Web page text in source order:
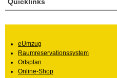
eUmzug
Raumreservationssystem
Ortsplan
Online-Shop